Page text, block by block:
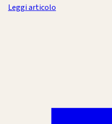
Leggi articolo